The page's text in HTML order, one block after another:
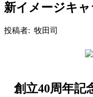
新イメージキ
投稿者: 牧田司
創立40周年記